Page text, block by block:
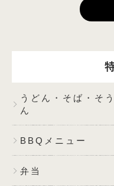
うどん・そば・そ
ん
BBQメニュー
弁当